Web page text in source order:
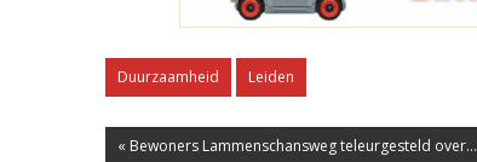
Duurzaamheid Leiden
« Bewoners Lammenschansweg teleurgesteld over...